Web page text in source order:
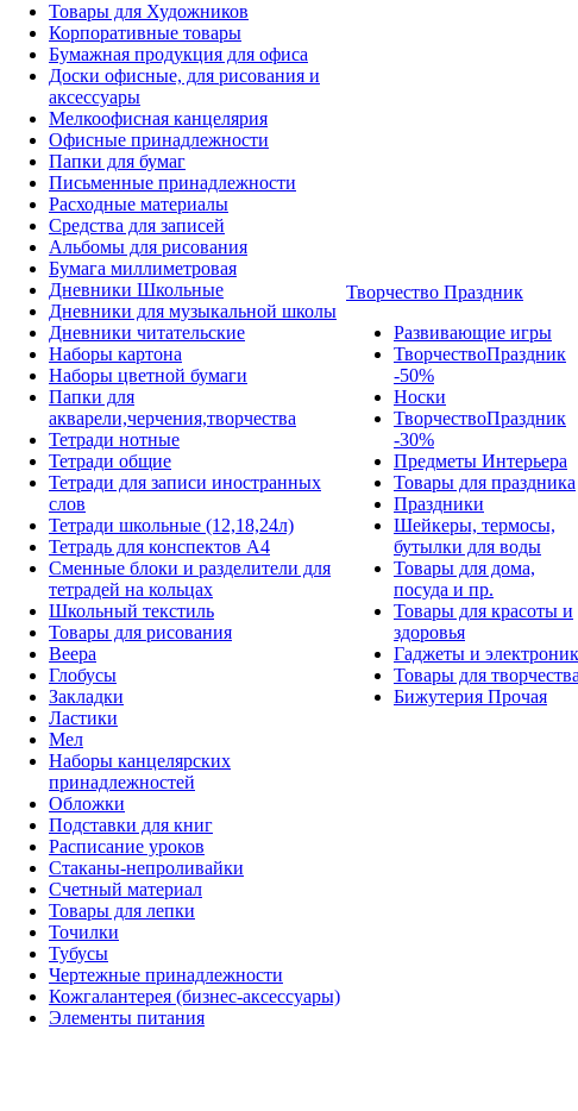
Товары для Художников
Корпоративные товары
Бумажная продукция для офиса
Доски офисные, для рисования и
аксессуары
Мелкоофисная канцелярия
Офисные принадлежности
Папки для бумаг
Письменные принадлежности
Расходные материалы
Средства для записей
Альбомы для рисования
Бумага миллиметровая
Дневники Школьные
Дневники для музыкальной школы
Дневники читательские
Наборы картона
Наборы цветной бумаги
Папки для
акварели,черчения,творчества
Тетради нотные
Тетради общие
Тетради для записи иностранных
слов
Тетради школьные (12,18,24л)
Тетрадь для конспектов А4
Сменные блоки и разделители для
тетрадей на кольцах
Школьный текстиль
Товары для рисования
Веера
Глобусы
Закладки
Ластики
Мел
Наборы канцелярских
принадлежностей
Обложки
Подставки для книг
Расписание уроков
Стаканы-непроливайки
Счетный материал
Товары для лепки
Точилки
Тубусы
Чертежные принадлежности
Кожгалантерея (бизнес-аксессуары)
Элементы питания
Творчество Праздник
Развивающие игры
ТворчествоПраздник
-50%
Носки
ТворчествоПраздник
-30%
Предметы Интерьера
Товары для праздника
Праздники
Шейкеры, термосы,
бутылки для воды
Товары для дома,
посуда и пр.
Товары для красоты и
здоровья
Гаджеты и
Товары для творчества
Бижутерия Прочая